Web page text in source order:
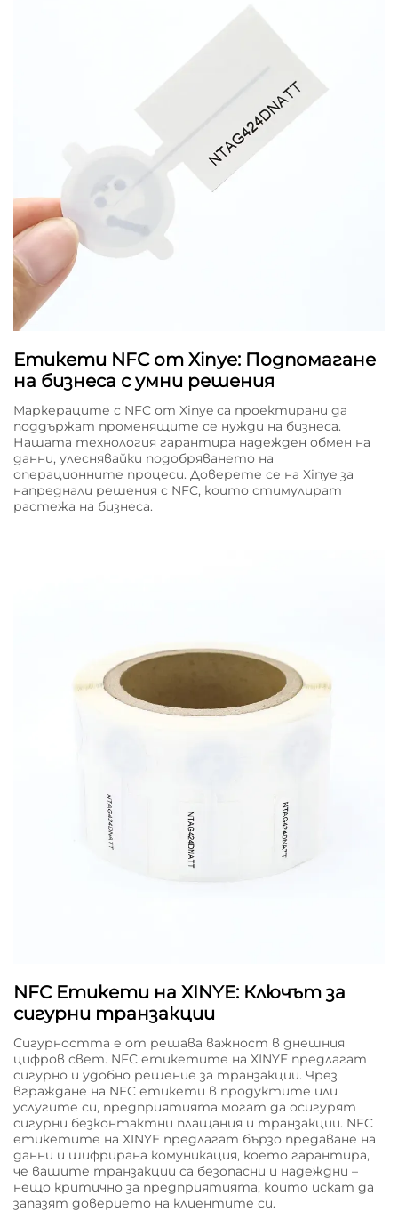
Етикети NFC от Xinye: Подпомагане
на бизнеса с умни решения
Маркераците с NFC от Xinye са проектирани да
поддържат променящите се нужди на бизнеса.
Нашата технология гарантира надежден обмен на
данни, улеснявайки подобряването на
операционните процеси. Доверете се на Xinye за
напреднали решения с NFC, които стимулират
растежа на бизнеса.
NFC Етикети на XINYE: Ключът за
сигурни транзакции
Сигурността е от решава важност в днешния
цифров свет. NFC етикетите на XINYE предлагат
сигурно и удобно решение за транзакции. Чрез
вграждане на NFC етикети в продуктите или
услугите си, предприятията могат да осигурят
сигурни безконтактни плащания и транзакции. NFC
етикетите на XINYE предлагат бързо предаване на
данни и шифрирана комуникация, което гарантира,
че вашите транзакции са безопасни и надеждни –
нещо критично за предприятията, които искат да
запазят доверието на клиентите си.